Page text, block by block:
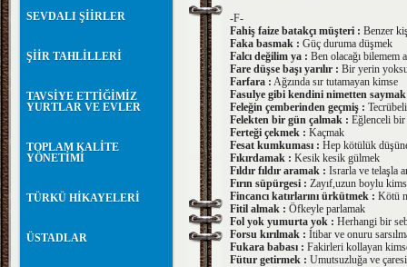
SEVDALI ŞİİRLER
ŞİİR TAHLİLLERİ
TAVSİYE ETTİĞİMİZ
YURTLAR VE EVLER
TOPLAM KALİTE
YÖNETİMİ
TÜRKÜ HİKAYELERİ
ÜSTADLAR
-F-
Fahiş faize batakçı müşteri : Benzer
Faka basmak : Güç duruma düşmek
Falcı değilim ya : Ben olacağı bilemem
Fare düşse başı yarılır : Bir yerin
Farfara : Ağzında sır tutamayan kimse
Fasulye gibi kendini nimetten
Feleğin çemberinden geçmiş :
Felekten bir gün çalmak : Eğlenceli
Ferteği çekmek : Kaçmak
Fesat kumkuması : Hep kötülük
Fıkırdamak : Kesik kesik gülmek
Fıldır fıldır aramak : Israrla ve telaşla
Fırın süpürgesi : Zayıf,uzun boylu
Fincancı katırlarını ürkütmek : Kötü
Fitil almak : Öfkeyle parlamak
Fol yok yumurta yok : Herhangi bir
Forsu kırılmak : İtibar ve onuru
Fukara babası : Fakirleri kollayan
Fütur getirmek : Umutsuzluğa ve